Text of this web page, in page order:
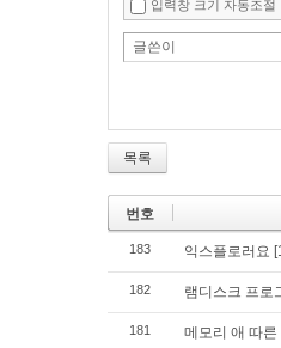
입력창 크기 자동조절
글쓴이
목록
번호
183 익스플로러요
182 램디스크 프로
181 메모리 애 따